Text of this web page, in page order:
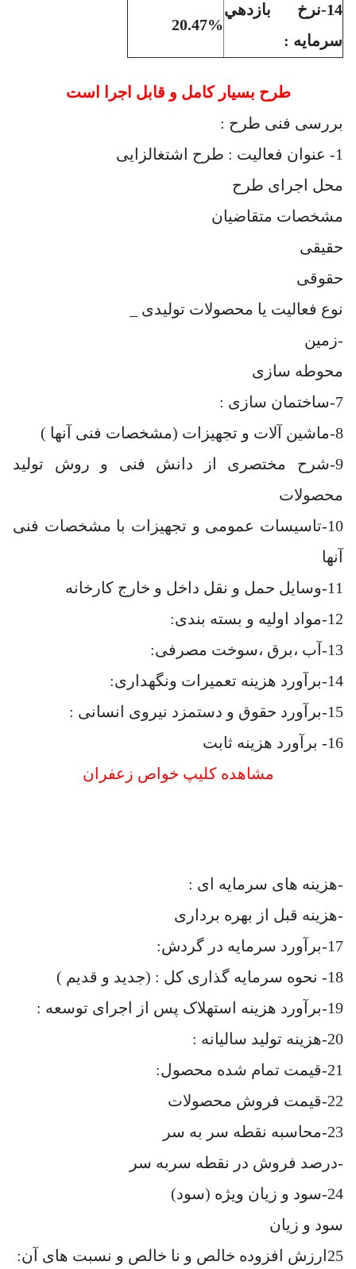
14-نرخ بازدهي
سرمايه :
20.47%
طرح بسیار کامل و قابل اجرا است
بررسی فنی طرح :
1- عنوان فعالیت : طرح اشتغالزایی
محل اجرای طرح
مشخصات متقاضیان
حقیقی
حقوقی
نوع فعالیت یا محصولات تولیدی _
-زمین
محوطه سازی
7-ساختمان سازی :
8-ماشین آلات و تجهیزات (مشخصات فنی آنها )
9-شرح مختصری از دانش فنی و روش تولید
محصولات
10-تاسیسات عمومی و تجهیزات با مشخصات فنی
آنها
11-وسایل حمل و نقل داخل و خارج کارخانه
12-مواد اولیه و بسته بندی:
13-آب ،برق ،سوخت مصرفی:
14-برآورد هزینه تعمیرات ونگهداری:
15-برآورد حقوق و دستمزد نیروی انسانی :
16- برآورد هزینه ثابت
مشاهده کلیپ خواص زعفران
-هزینه های سرمایه ای :
-هزینه قبل از بهره برداری
17-برآورد سرمایه در گردش:
18- نحوه سرمایه گذاری کل : (جدید و قدیم )
19-برآورد هزینه استهلاک پس از اجرای توسعه :
20-هزینه تولید سالیانه :
21-قیمت تمام شده محصول:
22-قیمت فروش محصولات
23-محاسبه نقطه سر به سر
-درصد فروش در نقطه سربه سر
24-سود و زیان ویژه (سود)
سود و زیان
25ارزش افزوده خالص و نا خالص و نسبت های آن: